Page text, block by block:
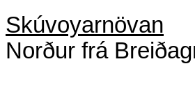
Skúvoyarnövan
Norður frá